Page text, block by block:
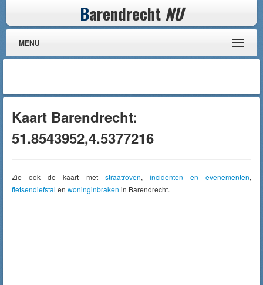
Barendrecht NU
MENU
Kaart Barendrecht:
51.8543952,4.5377216
Zie ook de kaart met straatroven, incidenten en evenementen,
fietsendiefstal en woninginbraken in Barendrecht.